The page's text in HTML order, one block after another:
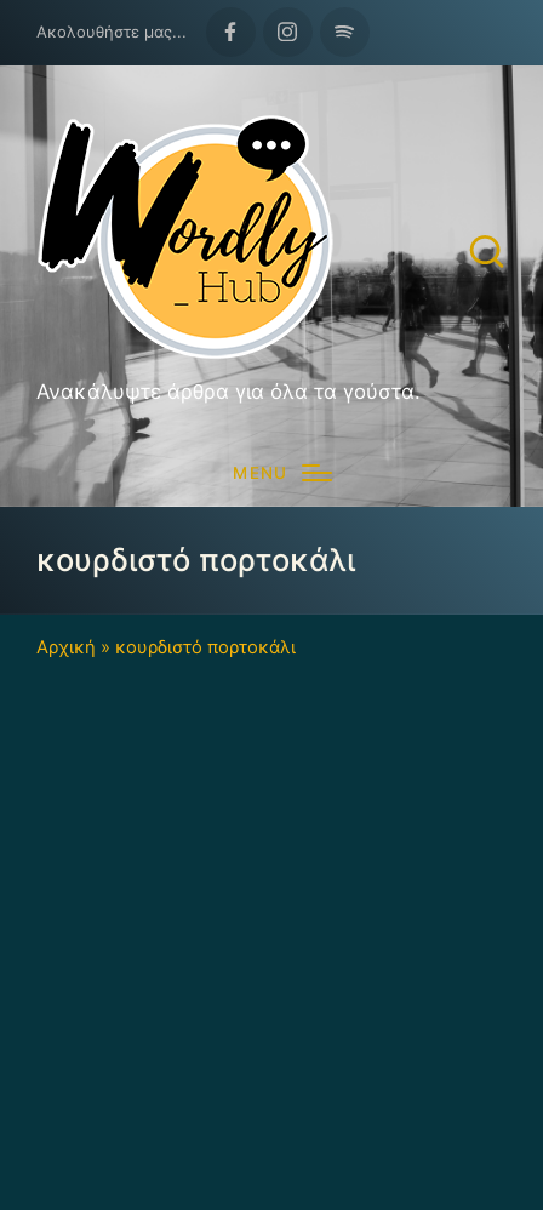
Ακολουθήστε μας...
FacebookInstagramSpotify
Ανακάλυψτε άρθρα για όλα τα γούστα.
MENU
κουρδιστό πορτοκάλι
Αρχική » κουρδιστό πορτοκάλι